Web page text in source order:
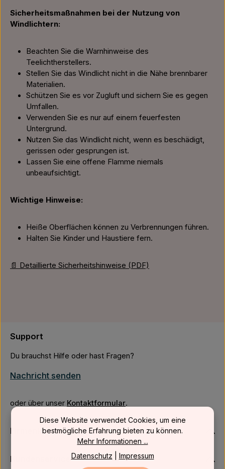
Sicherheitsmaßnahmen bei der Nutzung von
Windlichtern:
Beachten Sie die Warnhinweise des
Teelichtherstellers.
Stellen Sie das Windlicht nicht in die Nähe brennbarer
Materialien.
Schützen Sie es vor Zugluft und sichern Sie es gegen
Umfallen.
Verwenden Sie es nur auf einem feuerfesten
Untergrund.
Nutzen Sie das Windlicht nicht, wenn es beschädigt,
gerissen oder gesprungen ist.
Lassen Sie eine offene Flamme niemals
unbeaufsichtigt.
Wichtige Hinweise:
Heiße Oberflächen können zu Verbrennungen führen.
Halten Sie Kinder und Haustiere fern.
📄 Detaillierte Sicherheitshinweise (PDF)
Support
Du brauchst Hilfe oder hast Fragen?
Nachricht senden
oder über unser Kontaktformular.
Firmenkunden
Kundenservice
Diese Website verwendet Cookies, um eine
bestmögliche Erfahrung bieten zu können.
Mehr Informationen ...
Datenschutz
Impressum